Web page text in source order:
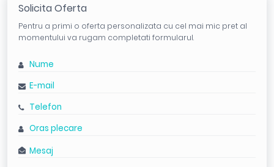
Solicita Oferta
Pentru a primi o oferta personalizata cu cel mai mic pret al
momentului va rugam completati formularul.